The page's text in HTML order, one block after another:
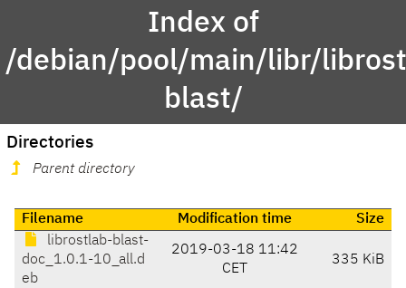
Index of
/debian/pool/main/libr/
blast/
Directories
Parent directory
Filename Modification time
Size
librostlab-blast-
doc_1.0.1-10_all.d
eb
2019-03-18 11:42
CET
335 KiB